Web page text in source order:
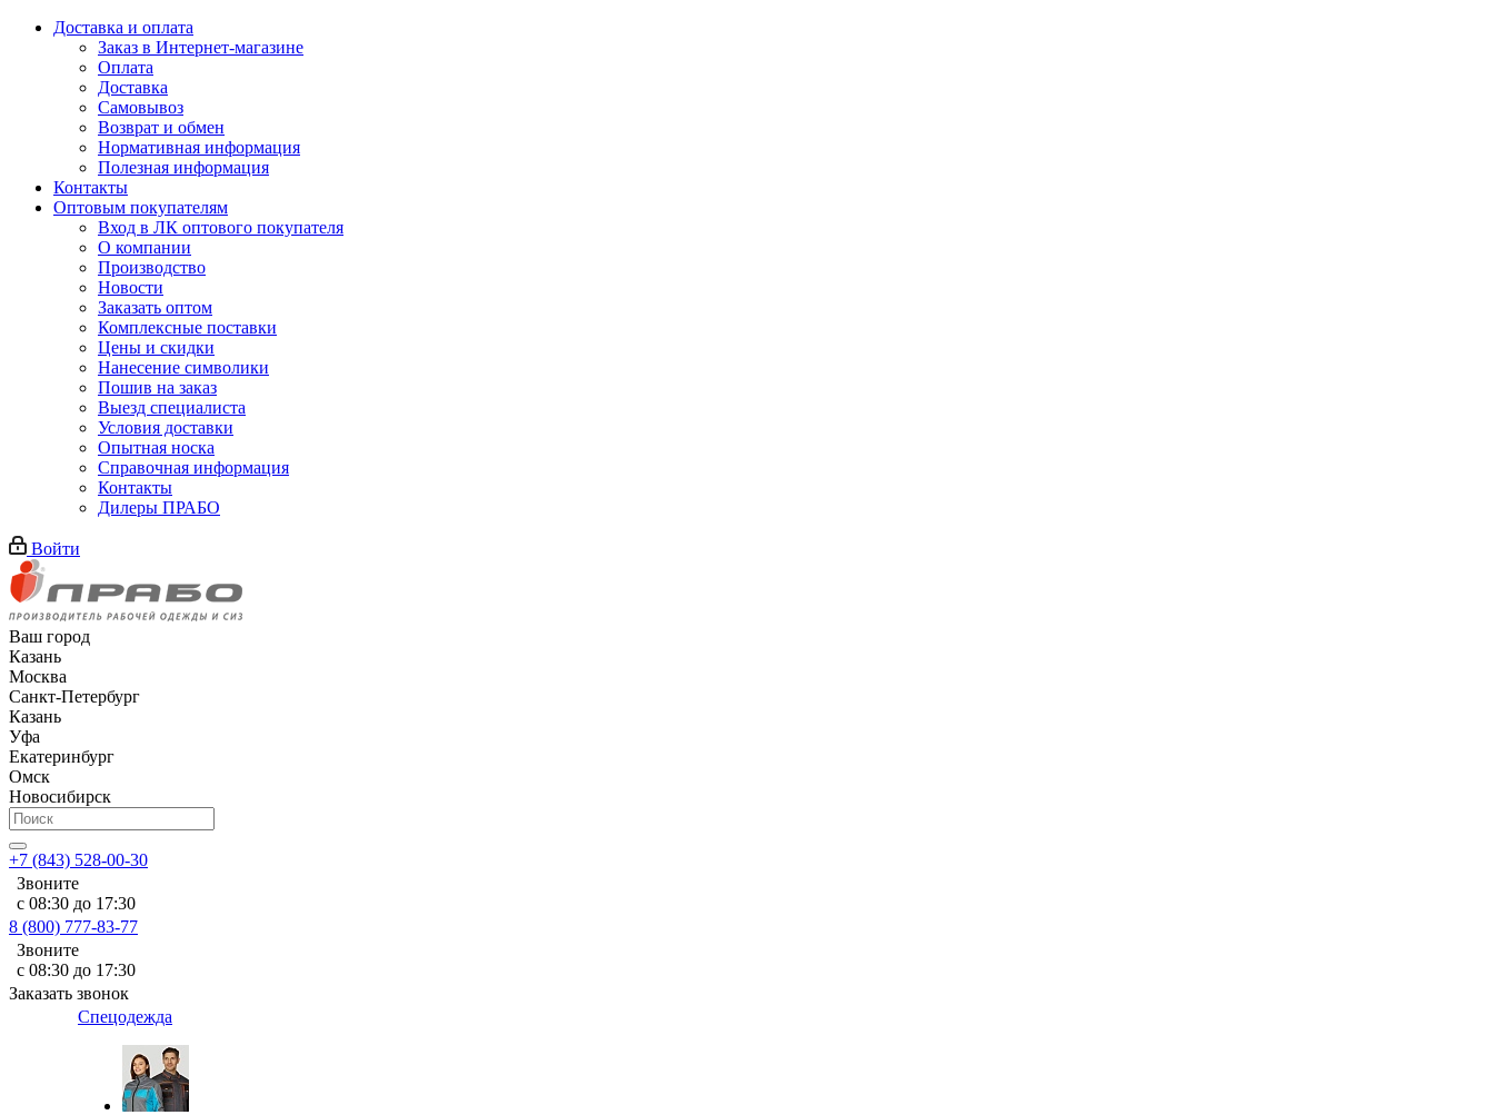
Доставка и оплата
Заказ в Интернет-магазине
Оплата
Доставка
Самовывоз
Возврат и обмен
Нормативная информация
Полезная информация
Контакты
Оптовым покупателям
Вход в ЛК оптового покупателя
О компании
Производство
Новости
Заказать оптом
Комплексные поставки
Цены и скидки
Нанесение символики
Пошив на заказ
Выезд специалиста
Условия доставки
Опытная носка
Справочная информация
Контакты
Дилеры ПРАБО
Войти
Ваш город
Казань
Москва
Санкт-Петербург
Казань
Уфа
Екатеринбург
Омск
Новосибирск
+7 (843) 528-00-30
Звоните
с 08:30 до 17:30
8 (800) 777-83-77
Звоните
с 08:30 до 17:30
Заказать звонок
Спецодежда